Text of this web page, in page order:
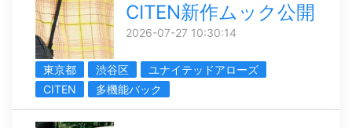
CITEN新作ムック公開
2026-07-27 10:30:14
東京都 渋谷区
ユナイテッドアローズ
CITEN
多機能バック